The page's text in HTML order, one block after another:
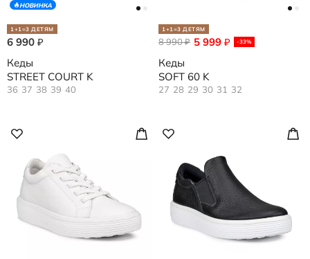
НОВИНКА
1+1=3 ДЕТЯМ
6 990 ₽
Кеды
STREET COURT K
36 37 38 39 40
1+1=3 ДЕТЯМ
5 999 ₽ -33%
8 990₽
Кеды
SOFT 60 K
27 28 29 30 31 32